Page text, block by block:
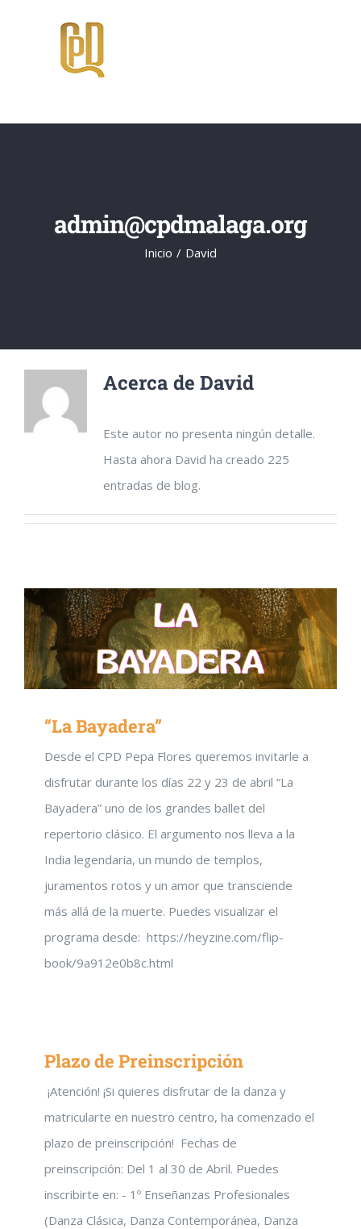
admin@cpdmalaga.org
Inicio David
Acerca de David
Este autor no presenta ningún detalle.
Hasta ahora David ha creado 225
entradas de blog.
“La Bayadera”
Desde el CPD Pepa Flores queremos invitarle a
disfrutar durante los días 22 y 23 de abril “La
Bayadera” uno de los grandes ballet del
repertorio clásico. El argumento nos lleva a la
India legendaria, un mundo de templos,
juramentos rotos y un amor que transciende
más allá de la muerte. Puedes visualizar el
programa desde: https://heyzine.com/flip-
book/9a912e0b8c.html
Plazo de Preinscripción
¡Atención! ¡Si quieres disfrutar de la danza y
matricularte en nuestro centro, ha comenzado el
plazo de preinscripción! Fechas de
preinscripción: Del 1 al 30 de Abril. Puedes
inscribirte en: - 1º Enseñanzas Profesionales
(Danza Clásica, Danza Contemporánea, Danza